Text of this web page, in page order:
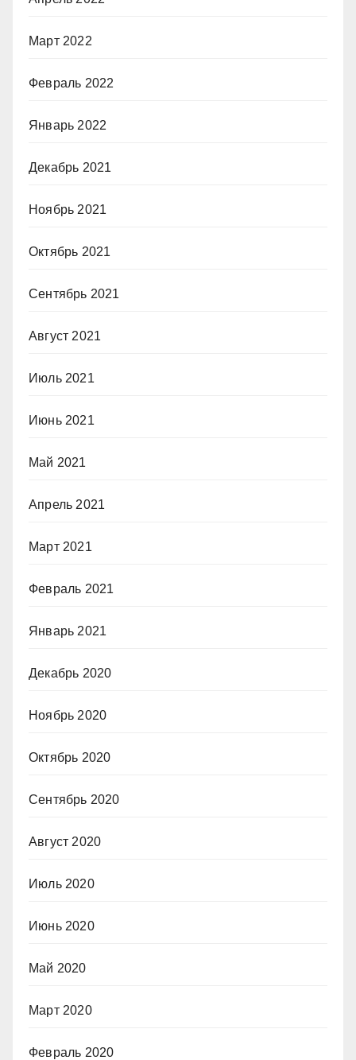
Март 2022
Февраль 2022
Январь 2022
Декабрь 2021
Ноябрь 2021
Октябрь 2021
Сентябрь 2021
Август 2021
Июль 2021
Июнь 2021
Май 2021
Апрель 2021
Март 2021
Февраль 2021
Январь 2021
Декабрь 2020
Ноябрь 2020
Октябрь 2020
Сентябрь 2020
Август 2020
Июль 2020
Июнь 2020
Май 2020
Март 2020
Февраль 2020